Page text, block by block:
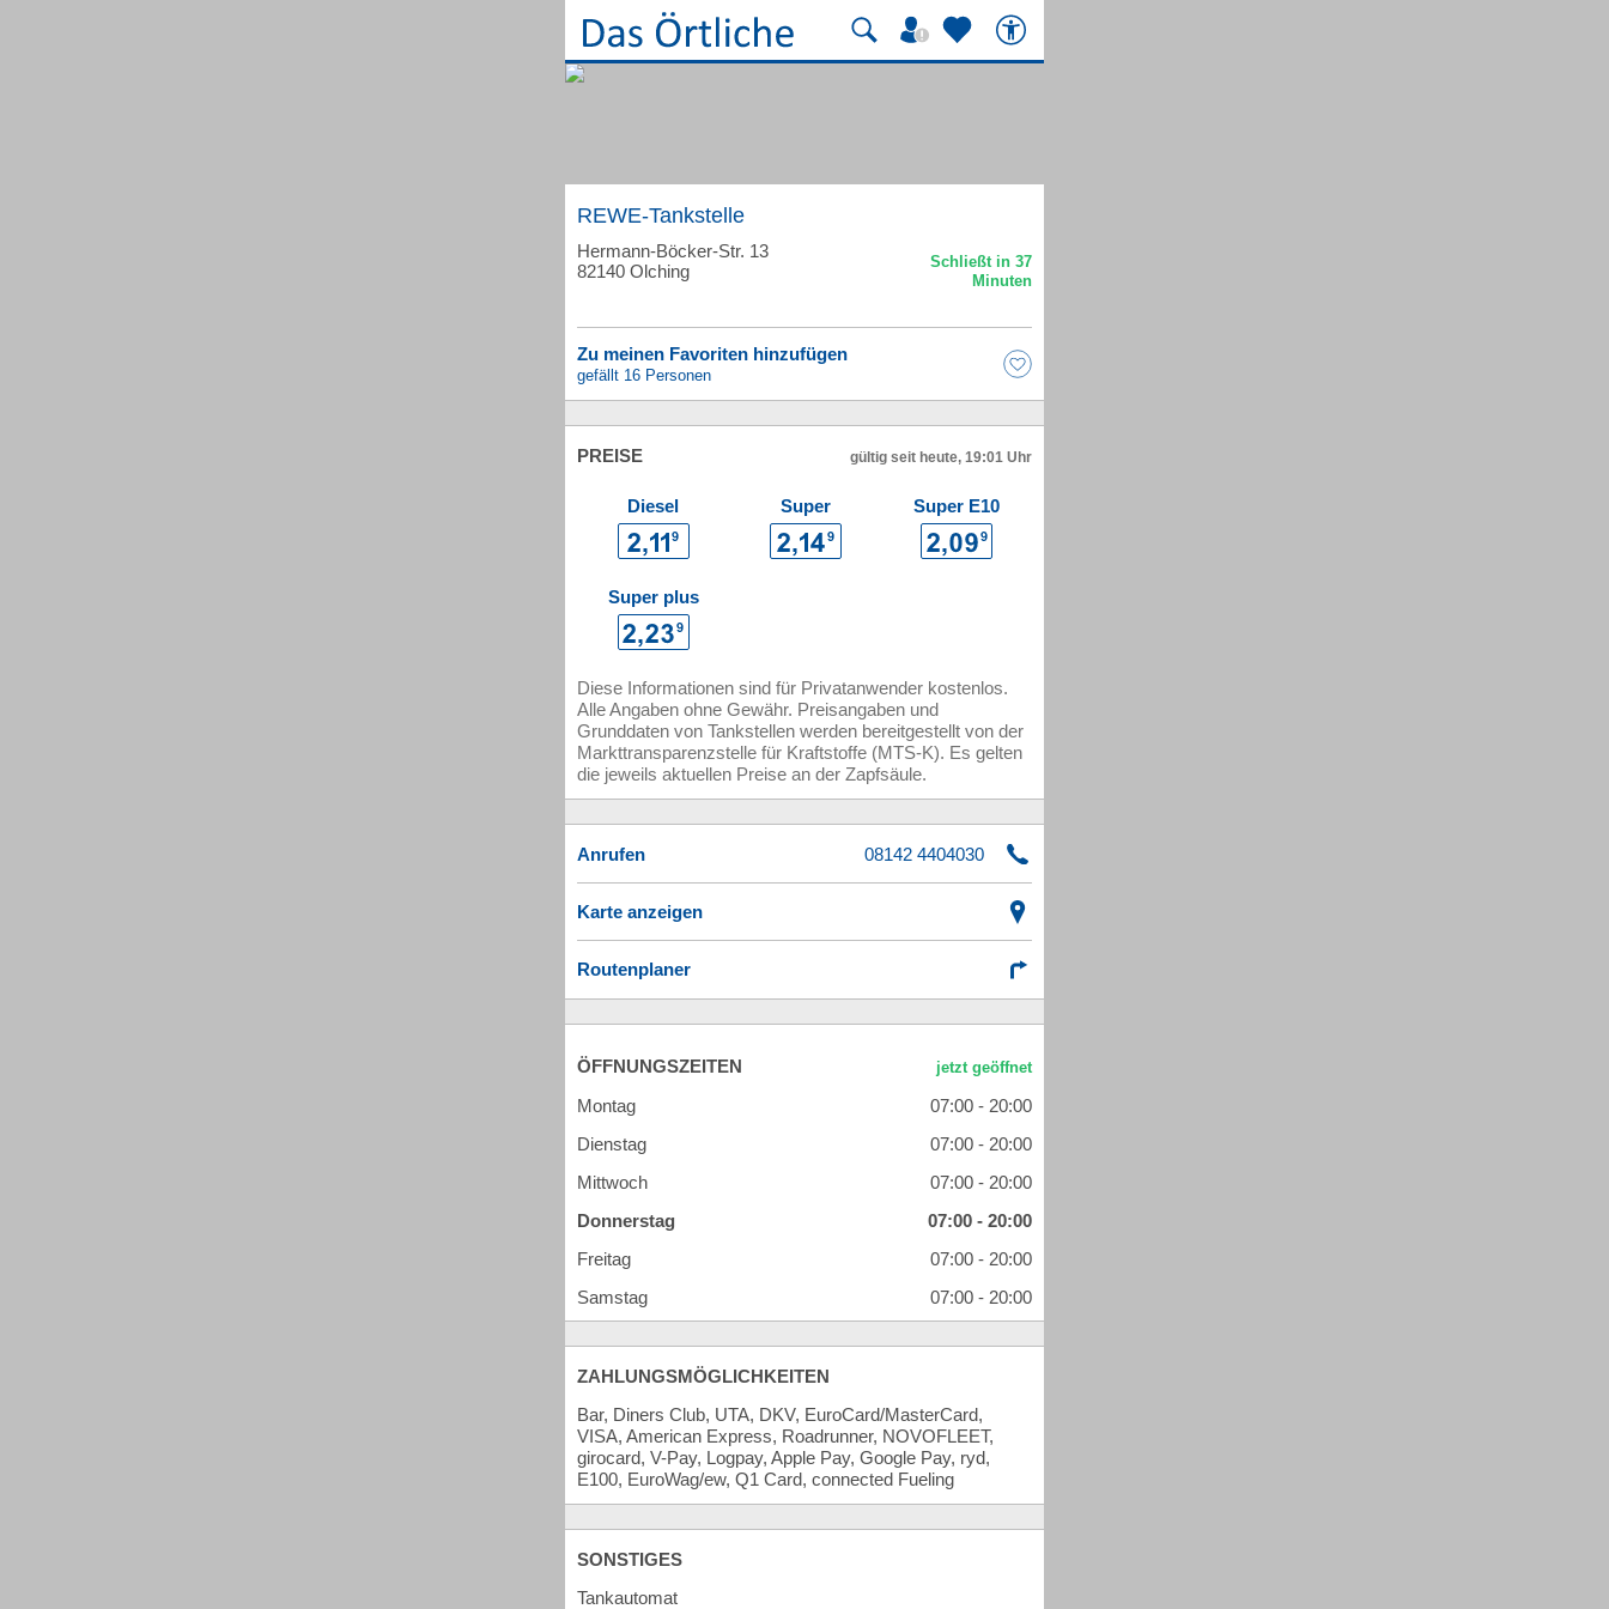
REWE-Tankstelle
Hermann-Böcker-Str. 13
82140 Olching
Zu meinen Favoriten hinzufügen
gefällt 16 Personen
PREISE gültig seit heute, 19:01 Uhr
Diesel Super Super E10
Super plus
Diese Informationen sind für Privatanwender kostenlos.
Alle Angaben ohne Gewähr. Preisangaben und
Grunddaten von Tankstellen werden bereitgestellt von der
Markttransparenzstelle für Kraftstoffe (MTS-K). Es gelten
die jeweils aktuellen Preise an der Zapfsäule.
Anrufen
Karte anzeigen
Routenplaner
ÖFFNUNGSZEITEN
Montag
07:00 - 20:00
Dienstag
07:00 - 20:00
Mittwoch
07:00 - 20:00
Donnerstag
07:00 - 20:00
Freitag
07:00 - 20:00
Samstag
07:00 - 20:00
ZAHLUNGSMÖGLICHKEITEN
Bar, Diners Club, UTA, DKV, EuroCard/MasterCard,
VISA, American Express, Roadrunner, NOVOFLEET,
girocard, V-Pay, Logpay, Apple Pay, Google Pay, ryd,
E100, EuroWag/ew, Q1 Card, connected Fueling
SONSTIGES
Tankautomat